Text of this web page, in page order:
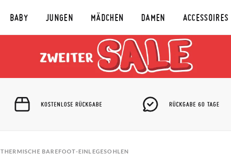
BABY JUNGEN MÄDCHEN DAMEN ACCESSOIRES
KOSTENLOSE RÜCKGABE RÜCKGABE 60 TAGE
THERMISCHE BAREFOOT-EINLEGESOHLEN